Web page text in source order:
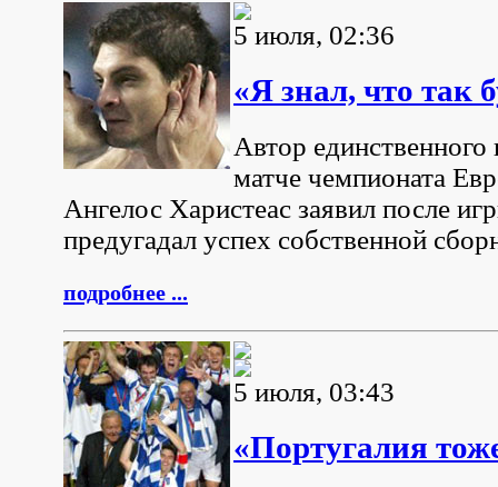
5 июля, 02:36
«Я знал, что так
Автор
матче чемпионата
Ангелос Харистеас заявил после
предугадал успех собственной
подробнее ...
5 июля, 03:43
«Португалия